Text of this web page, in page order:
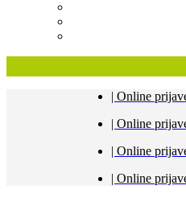
| Online
| Online
| Online
| Online